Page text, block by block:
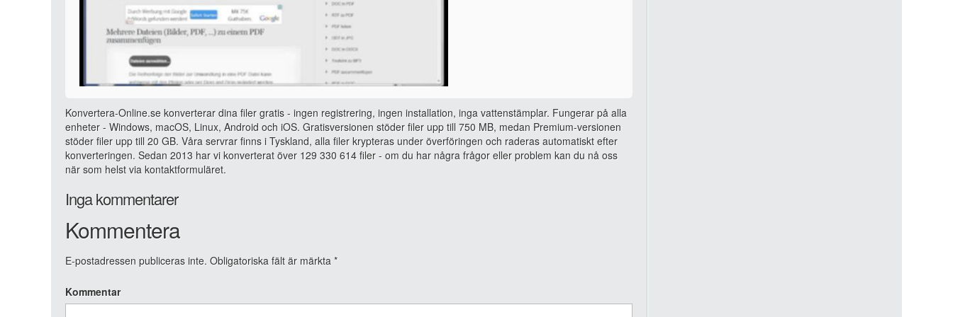
Konvertera-Online.se konverterar dina filer gratis - ingen registrering, ingen installation, inga vattenstämplar. Fungerar på alla
enheter - Windows, macOS, Linux, Android och iOS. Gratisversionen stöder filer upp till 750 MB, medan Premium-versionen
stöder filer upp till 20 GB. Våra servrar finns i Tyskland, alla filer krypteras under överföringen och raderas automatiskt efter
konverteringen. Sedan 2013 har vi konverterat över 129 330 614 filer - om du har några frågor eller problem kan du nå oss
när som helst via kontaktformuläret.
Inga kommentarer
Kommentera
E-postadressen publiceras inte. Obligatoriska fält är märkta *
Kommentar